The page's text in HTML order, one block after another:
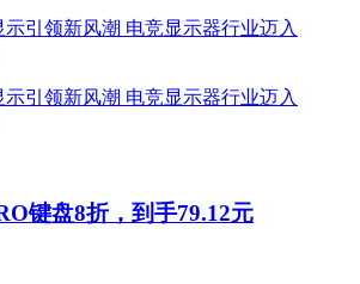
键盘8折，到手79.12元